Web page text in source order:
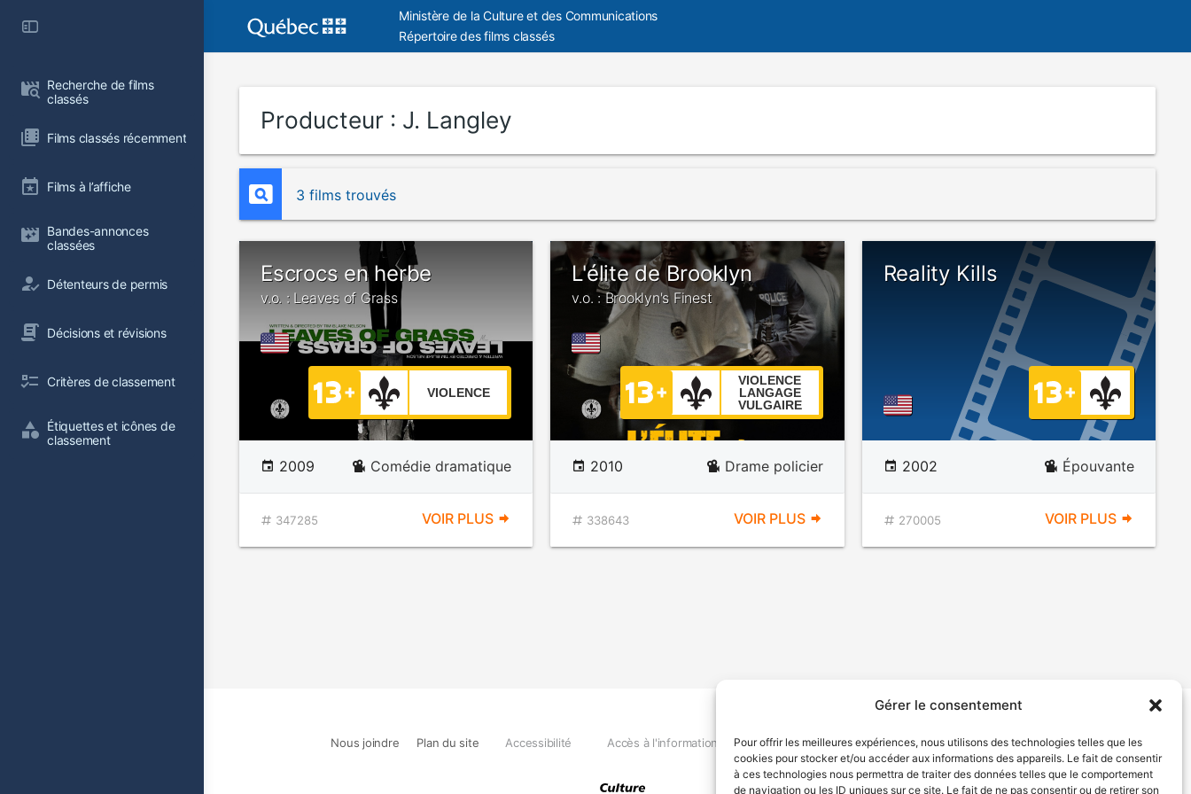
Gérer le consentement
Pour offrir les meilleures expériences, nous utilisons des technologies telles que les
cookies pour stocker et/ou accéder aux informations des appareils. Le fait de consentir
à ces technologies nous permettra de traiter des données telles que le comportement
de navigation ou les ID uniques sur ce site. Le fait de ne pas consentir ou de retirer son
Recherche de films
classés
Films classés récemment
Films à l’affiche
Bandes-annonces
classées
Détenteurs de permis
Décisions et révisions
Critères de classement
Étiquettes et icônes de
classement
Ministère de la Culture et des Communications
Répertoire des films classés
Producteur : J. Langley
3 films trouvés
Escrocs en herbe
v.o. : Leaves of Grass
VIOLENCE
2009 Comédie dramatique
347285 VOIR PLUS
L'élite de Brooklyn
v.o. : Brooklyn's Finest
VIOLENCE
LANGAGE
VULGAIRE
2010 Drame policier
338643 VOIR PLUS
Reality Kills
2002 Épouvante
270005 VOIR PLUS
Nous joindre Plan du site Accessibilité Accès à l'information Déclaration de services Politique de confidentialité